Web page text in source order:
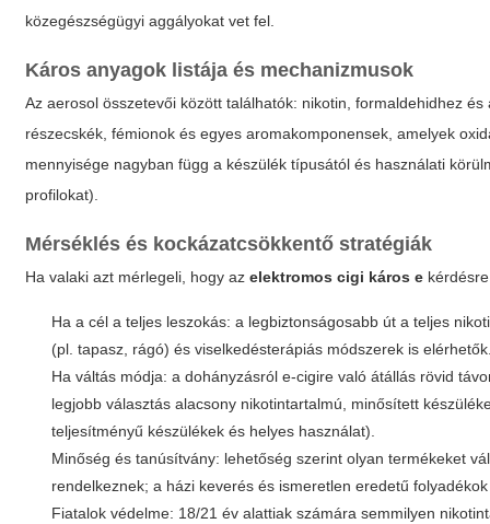
közegészségügyi aggályokat vet fel.
Káros anyagok listája és mechanizmusok
Az aerosol összetevői között találhatók: nikotin, formaldehidhez
részecskék, fémionok és egyes aromakomponensek, amelyek
mennyisége nagyban függ a készülék típusától és használati
profilokat).
Mérséklés és kockázatcsökkentő stratégiák
Ha valaki azt mérlegeli, hogy azelektromos cigi káros e
Ha a cél a teljes leszokás: a legbiztonságosabb út a teljes
(pl. tapasz, rágó) és viselkedésterápiás módszerek is
Ha váltás módja: a dohányzásról e-cigire való átállás rövid
legjobb választás alacsony nikotintartalmú, minősített
teljesítményű készülékek és helyes használat).
Minőség és tanúsítvány: lehetőség szerint olyan termékeket
rendelkeznek; a házi keverés és ismeretlen eredetű
Fiatalok védelme: 18/21 év alattiak számára semmilyen